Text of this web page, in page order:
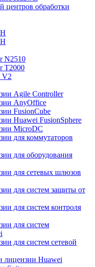
центров обработки
N2510
T2000
V2
Agile Controller
AnyOffice
FusionCube
Huawei FusionSphere
MicroDC
для коммутаторов
для оборудования
для сетевых шлюзов
для систем защиты от
для систем контроля
для систем
для систем сетевой
лицензии Huawei